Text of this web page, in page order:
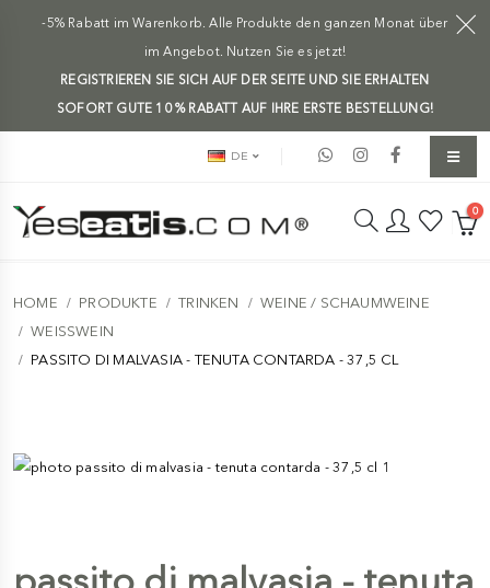
-5% Rabatt im Warenkorb. Alle Produkte den ganzen Monat über
im Angebot. Nutzen Sie es jetzt!
REGISTRIEREN SIE SICH AUF DER SEITE UND SIE ERHALTEN
SOFORT GUTE 10 % RABATT AUF IHRE ERSTE BESTELLUNG!
DE
0
HOME PRODUKTE TRINKEN
WEINE / SCHAUMWEINE
WEISSWEIN
PASSITO DI MALVASIA - TENUTA CONTARDA - 37,5 CL